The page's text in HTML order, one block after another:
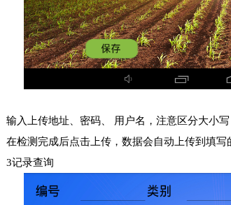
输入上传地址、密码、 用户名，注意区分大小写
在检测完成后点击上传，数据会自动上传到填写
3记录查询